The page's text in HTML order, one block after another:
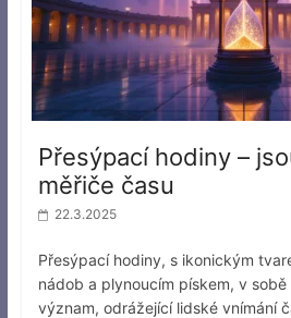
Přesýpací hodiny –
měřiče času
22.3.2025
Přesýpací hodiny, s ikonickým
nádob a plynoucím pískem, v sobě
význam, odrážející lidské vnímání